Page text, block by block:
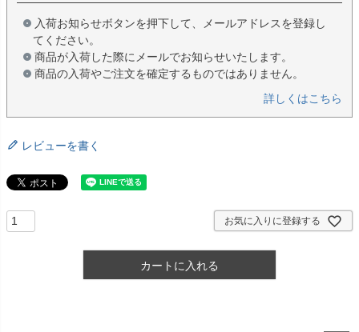
入荷お知らせボタンを押下して、メールアドレスを登録し
てください。
商品が入荷した際にメールでお知らせいたします。
商品の入荷やご注文を確定するものではありません。
詳しくはこちら
レビューを書く
お気に入りに登録する
カートに入れる